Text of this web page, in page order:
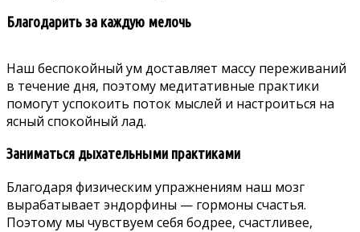
Благодарить за каждую мелочь
Наш беспокойный ум доставляет массу переживаний
в течение дня, поэтому медитативные практики
помогут успокоить поток мыслей и настроиться на
ясный спокойный лад.
Заниматься дыхательными практиками
Благодаря физическим упражнениям наш мозг
вырабатывает эндорфины — гормоны счастья.
Поэтому мы чувствуем себя бодрее, счастливее,